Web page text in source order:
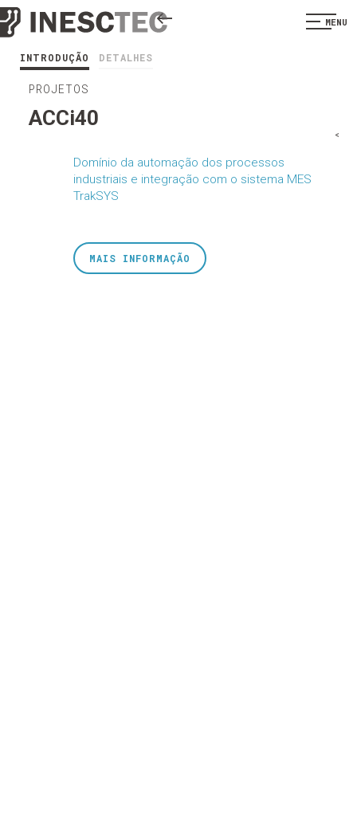
MENU
INTRODUÇÃO DETALHES
PROJETOS
ACCi40
Domínio da automação dos processos
industriais e integração com o sistema MES
TrakSYS
<
MAIS INFORMAÇÃO